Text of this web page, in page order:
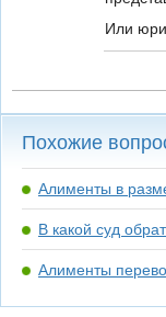
Или
Похожие
Алименты в
В какой суд
Алименты